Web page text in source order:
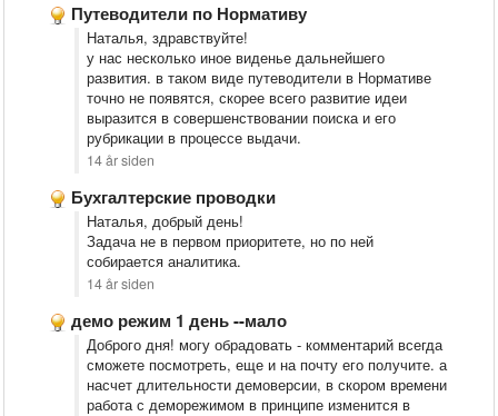
Путеводители по Нормативу
Наталья, здравствуйте!
у нас несколько иное виденье дальнейшего
развития. в таком виде путеводители в Нормативе
точно не появятся, скорее всего развитие идеи
выразится в совершенствовании поиска и его
рубрикации в процессе выдачи.
14 år siden
Бухгалтерские проводки
Наталья, добрый день!
Задача не в первом приоритете, но по ней
собирается аналитика.
14 år siden
демо режим 1 день --мало
Доброго дня! могу обрадовать - комментарий всегда
сможете посмотреть, еще и на почту его получите. а
насчет длительности демоверсии, в скором времени
работа с деморежимом в принципе изменится в